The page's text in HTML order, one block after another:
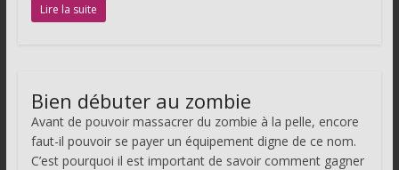
Lire la suite
Bien débuter au zombie
Avant de pouvoir massacrer du zombie à la pelle, encore
faut-il pouvoir se payer un équipement digne de ce nom.
C’est pourquoi il est important de savoir comment gagner